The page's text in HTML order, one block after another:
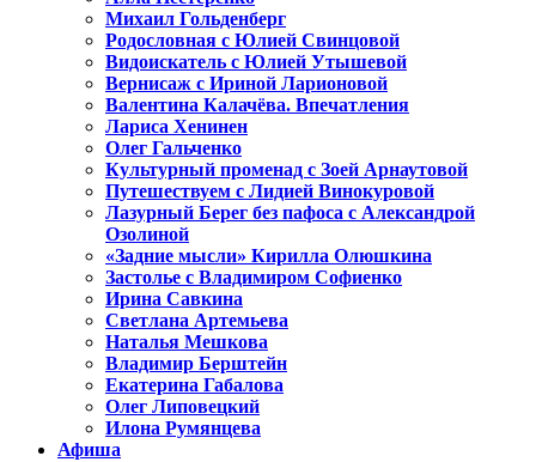
Михаил Гольденберг
Родословная с Юлией Свинцовой
Видоискатель с Юлией Утышевой
Вернисаж с Ириной Ларионовой
Валентина Калачёва. Впечатления
Лариса Хенинен
Олег Гальченко
Культурный променад с Зоей Арнаутовой
Путешествуем с Лидией Винокуровой
Лазурный Берег без пафоса с Александрой
Озолиной
«Задние мысли» Кирилла Олюшкина
Застолье с Владимиром Софиенко
Ирина Савкина
Светлана Артемьева
Наталья Мешкова
Владимир Берштейн
Екатерина Габалова
Олег Липовецкий
Илона Румянцева
Афиша